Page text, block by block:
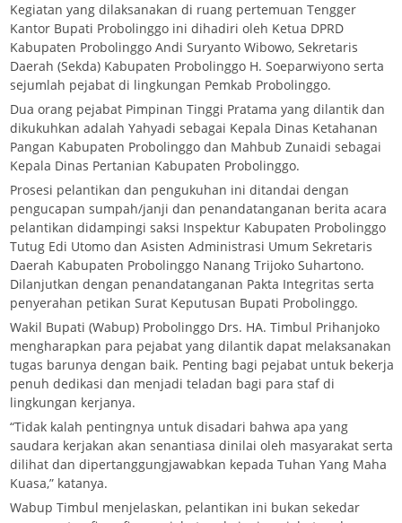
Kegiatan yang dilaksanakan di ruang pertemuan Tengger
Kantor Bupati Probolinggo ini dihadiri oleh Ketua DPRD
Kabupaten Probolinggo Andi Suryanto Wibowo, Sekretaris
Daerah (Sekda) Kabupaten Probolinggo H. Soeparwiyono serta
sejumlah pejabat di lingkungan Pemkab Probolinggo.
Dua orang pejabat Pimpinan Tinggi Pratama yang dilantik dan
dikukuhkan adalah Yahyadi sebagai Kepala Dinas Ketahanan
Pangan Kabupaten Probolinggo dan Mahbub Zunaidi sebagai
Kepala Dinas Pertanian Kabupaten Probolinggo.
Prosesi pelantikan dan pengukuhan ini ditandai dengan
pengucapan sumpah/janji dan penandatanganan berita acara
pelantikan didampingi saksi Inspektur Kabupaten Probolinggo
Tutug Edi Utomo dan Asisten Administrasi Umum Sekretaris
Daerah Kabupaten Probolinggo Nanang Trijoko Suhartono.
Dilanjutkan dengan penandatanganan Pakta Integritas serta
penyerahan petikan Surat Keputusan Bupati Probolinggo.
Wakil Bupati (Wabup) Probolinggo Drs. HA. Timbul Prihanjoko
mengharapkan para pejabat yang dilantik dapat melaksanakan
tugas barunya dengan baik. Penting bagi pejabat untuk bekerja
penuh dedikasi dan menjadi teladan bagi para staf di
lingkungan kerjanya.
“Tidak kalah pentingnya untuk disadari bahwa apa yang
saudara kerjakan akan senantiasa dinilai oleh masyarakat serta
dilihat dan dipertanggungjawabkan kepada Tuhan Yang Maha
Kuasa,” katanya.
Wabup Timbul menjelaskan, pelantikan ini bukan sekedar